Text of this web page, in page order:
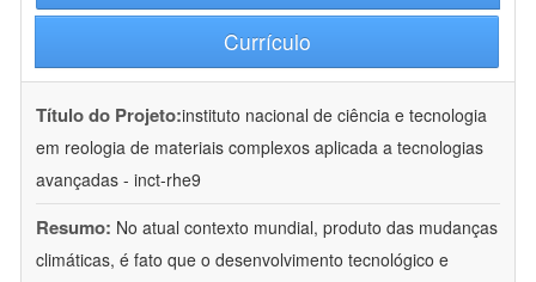
Currículo
Título do Projeto:instituto nacional de ciência e tecnologia
em reologia de materiais complexos aplicada a tecnologias
avançadas - inct-rhe9
Resumo: No atual contexto mundial, produto das mudanças
climáticas, é fato que o desenvolvimento tecnológico e